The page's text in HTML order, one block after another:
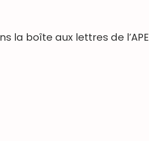
la boîte aux lettres de l’APE